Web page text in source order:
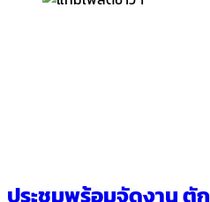
ประชุมพร้อมจัดงาน ตั